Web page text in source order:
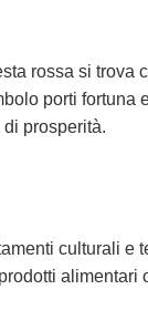
rossa si
porti fortuna
prosperità.
culturali e
alimentari